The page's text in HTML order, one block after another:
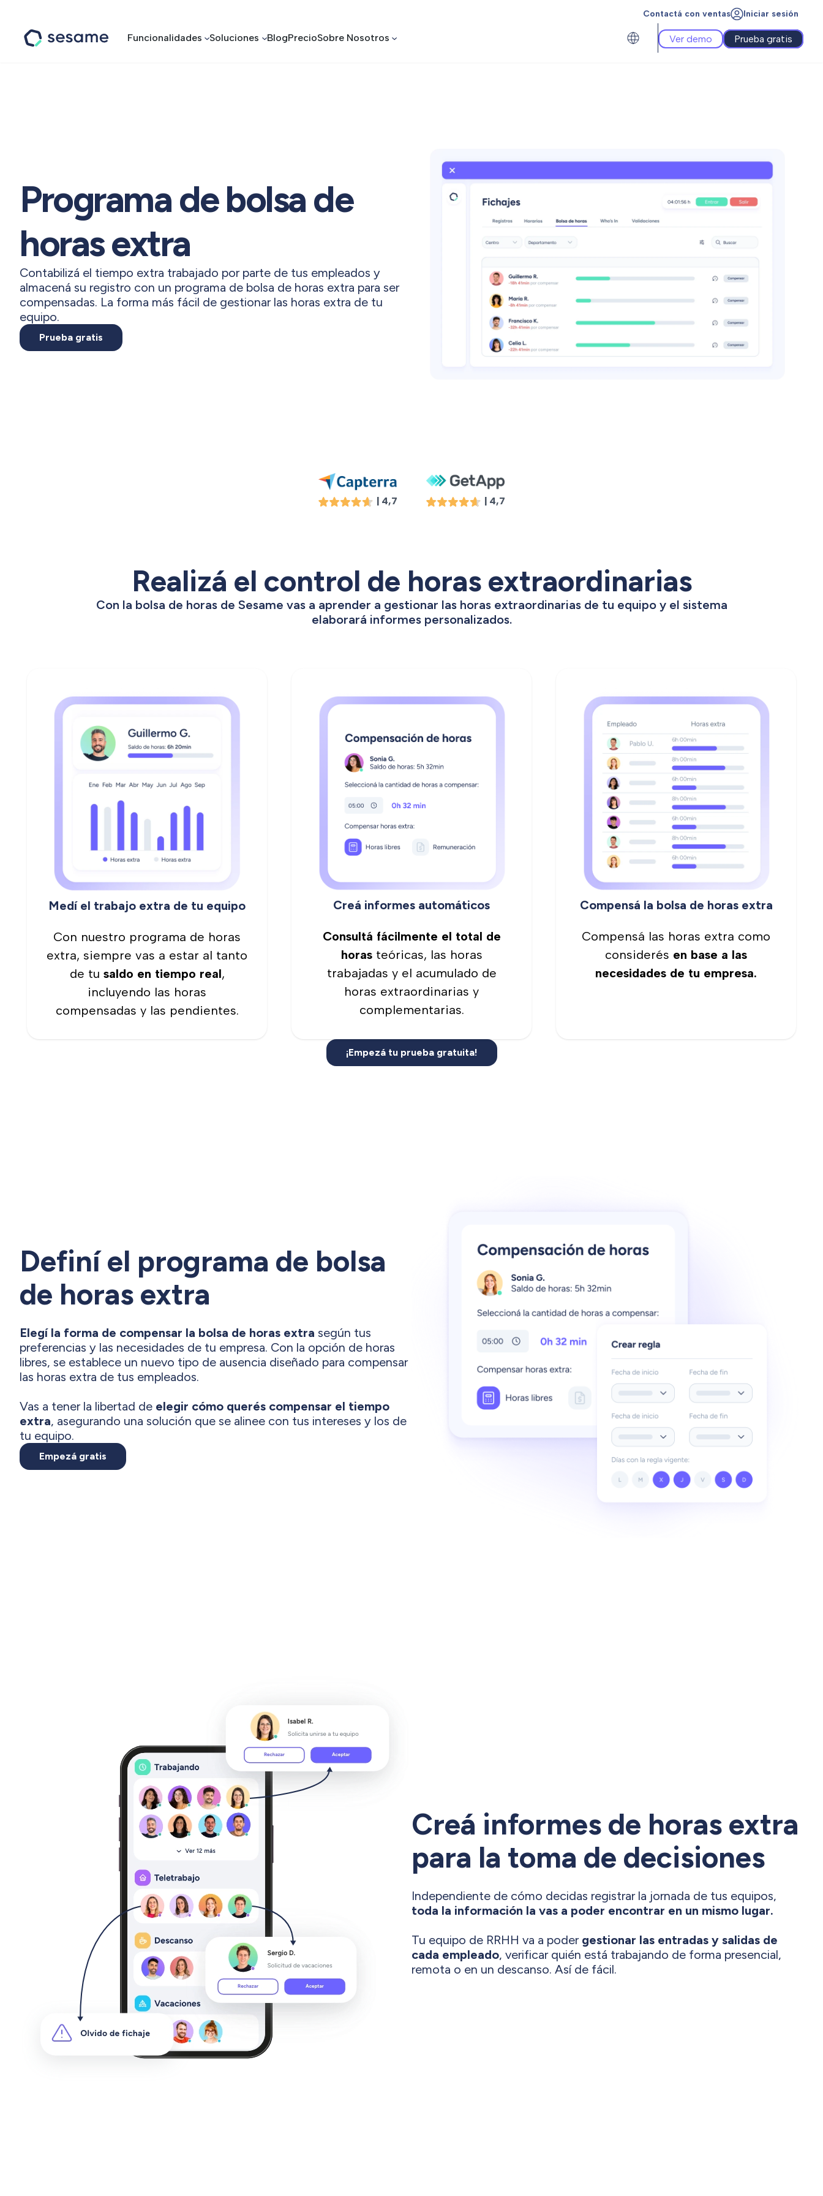
Contactá con ventas Iniciar sesión
Funcionalidades Soluciones BlogPrecioSobre Nosotros Prueba gratis
Ver demo
Programa de bolsa de
horas extra
Contabilizá el tiempo extra trabajado por parte de tus empleados y
almacená su registro con un programa de bolsa de horas extra para ser
compensadas. La forma más fácil de gestionar las horas extra de tu
equipo.
Prueba gratis
| 4,7 | 4,7
Realizá el control de horas extraordinarias
Con la bolsa de horas de Sesame vas a aprender a gestionar las horas extraordinarias de tu equipo y el sistema
elaborará informes personalizados.
Medí el trabajo extra de tu equipo
Con nuestro programa de horas
extra, siempre vas a estar al tanto
de tu saldo en tiempo real,
incluyendo las horas
compensadas y las pendientes.
Creá informes automáticos
Consultá fácilmente el total de
horasteóricas, las horas
trabajadas y el acumulado de
horas extraordinarias y
complementarias.
Compensá la bolsa de horas extra
Compensá las horas extra como
considerés en base a las
necesidades de tu empresa.
¡Empezá tu prueba gratuita!
Definí el programa de bolsa
de horas extra
Elegí la forma de compensar la bolsa de horas extra según tus
preferencias y las necesidades de tu empresa. Con la opción de horas
libres, se establece un nuevo tipo de ausencia diseñado para compensar
las horas extra de tus empleados.
Vas a tener la libertad de elegir cómo querés compensar el tiempo
extra, asegurando una solución que se alinee con tus intereses y los de
tu equipo.
Empezá gratis
Creá informes de horas extra
para la toma de decisiones
Independiente de cómo decidas registrar la jornada de tus equipos,
toda la información la vas a poder encontrar en un mismo lugar.
Tu equipo de RRHH va a poder gestionar las entradas y salidas de
cada empleado, verificar quién está trabajando de forma presencial,
remota o en un descanso. Así de fácil.